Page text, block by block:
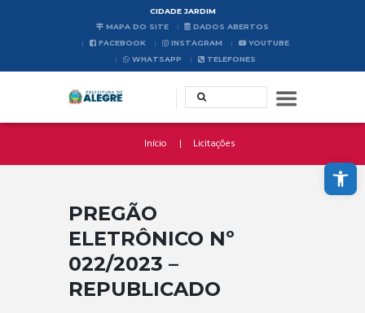
Abrir a barra de ferramentas
CIDADE JARDIM
MAPA DO SITE
DADOS ABERTOS
FACEBOOK
INSTAGRAM
YOUTUBE
WHATSAPP
TELEFONES
Início Licitações
PREGÃO
ELETRÔNICO Nº
022/2023 –
REPUBLICADO